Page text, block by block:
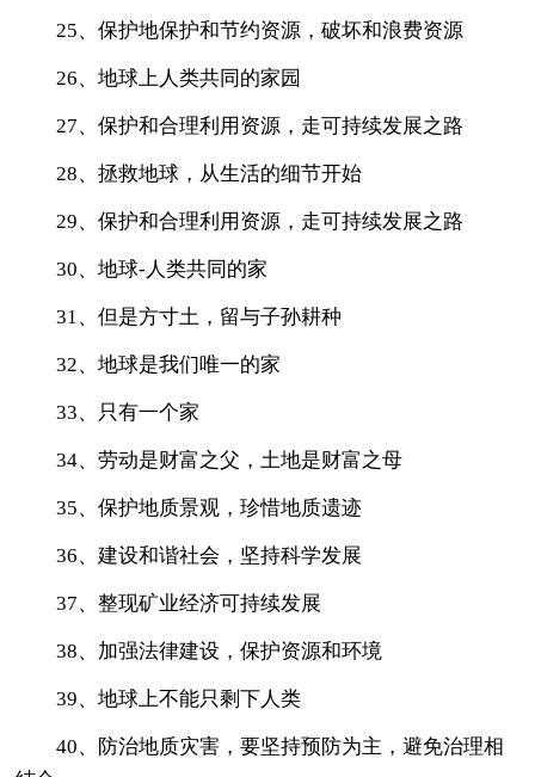
25、保护地保护和节约资源，破坏和浪费资源
26、地球上人类共同的家园
27、保护和合理利用资源，走可持续发展之路
28、拯救地球，从生活的细节开始
29、保护和合理利用资源，走可持续发展之路
30、地球-人类共同的家
31、但是方寸土，留与子孙耕种
32、地球是我们唯一的家
33、只有一个家
34、劳动是财富之父，土地是财富之母
35、保护地质景观，珍惜地质遗迹
36、建设和谐社会，坚持科学发展
37、整现矿业经济可持续发展
38、加强法律建设，保护资源和环境
39、地球上不能只剩下人类
40、防治地质灾害，要坚持预防为主，避免治理相